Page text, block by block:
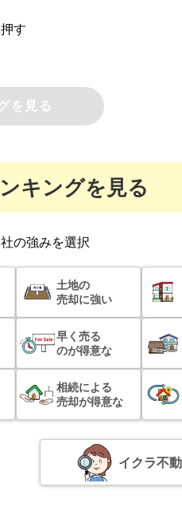
す
を見る
キングを見る
の強みを選択
土地の
売却に強い
早く売る
のが得意な
相続による
売却が得意な
イクラ不